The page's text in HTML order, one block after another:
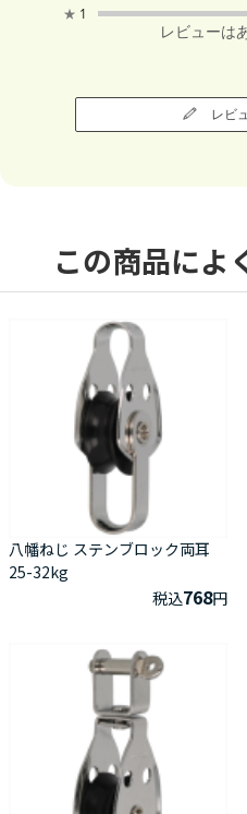
★ 1
レビューは
レビ
この商品によ
八幡ねじ ステンブロック両耳
25-32kg
税込768円